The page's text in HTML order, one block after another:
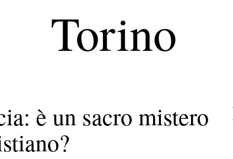
Torino
è un sacro mistero